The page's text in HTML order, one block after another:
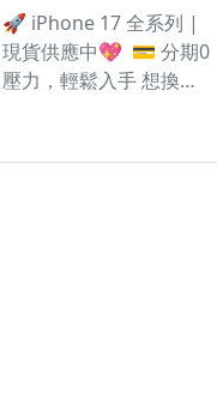
🚀 iPhone 17 全系列 |
現貨供應中💖 💳 分期0
壓力，輕鬆入手 想換新
邊付款， 月付超輕鬆！